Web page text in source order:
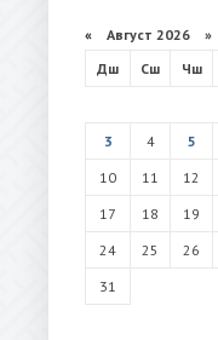
« Август 2026 »
Дш
Сш Чш
3
4 5
10
11 12
17
18 19
24
25 26
31